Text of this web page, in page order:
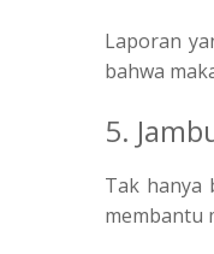
Laporan
bahwa
5.
Tak hanya
membantu